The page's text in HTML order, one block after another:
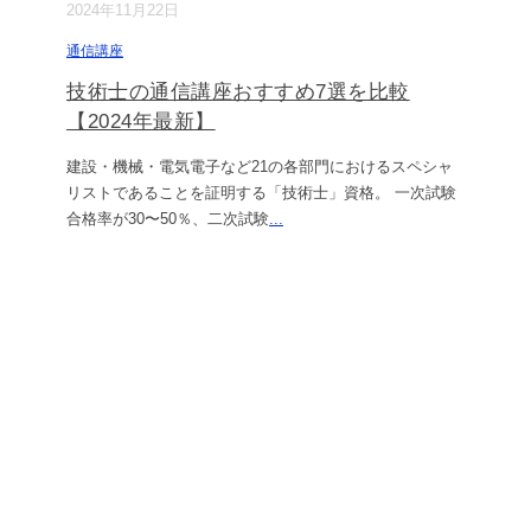
2024年11月22日
通信講座
技術士の通信講座おすすめ7選を比較
【2024年最新】
建設・機械・電気電子など21の各部門におけるスペシャ
リストであることを証明する「技術士」資格。 一次試験
合格率が30〜50％、二次試験...